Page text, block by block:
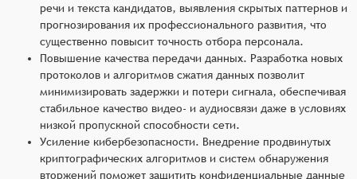
речи и текста кандидатов, выявления скрытых паттернов и
прогнозирования их профессионального развития, что
существенно повысит точность отбора персонала.
Повышение качества передачи данных. Разработка новых
протоколов и алгоритмов сжатия данных позволит
минимизировать задержки и потери сигнала, обеспечивая
стабильное качество видео- и аудиосвязи даже в условиях
низкой пропускной способности сети.
Усиление кибербезопасности. Внедрение продвинутых
криптографических алгоритмов и систем обнаружения
вторжений поможет защитить конфиденциальные данные